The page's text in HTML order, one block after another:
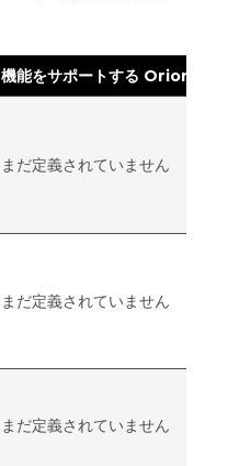
機能をサポートする Orion ラ
まだ定義されていません
まだ定義されていません
まだ定義されていません